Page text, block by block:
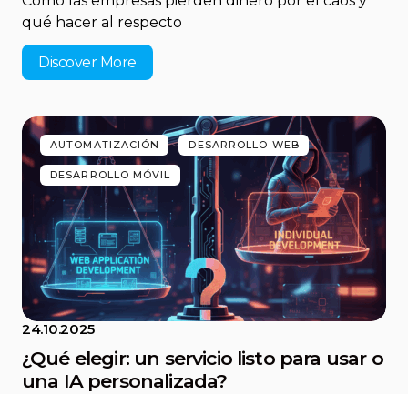
qué hacer al respecto
Discover More
AUTOMATIZACIÓN DESARROLLO WEB
DESARROLLO MÓVIL
24.10.2025
¿Qué elegir: un servicio listo para usar o
una IA personalizada?